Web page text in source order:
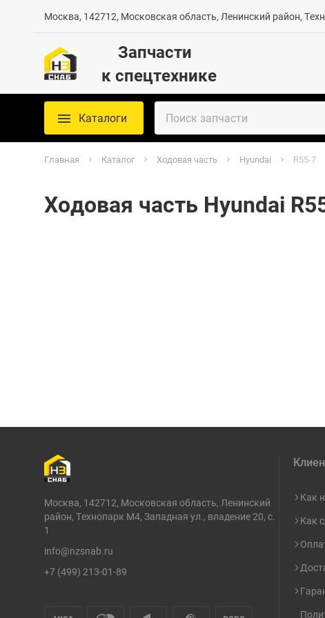
Москва, 142712, Московская область, Ленинский район,
Запчасти
к спецтехнике
Каталоги
Главная Каталог Ходовая часть Hyundai R55-7
Ходовая часть Hyundai
Москва, 142712, Московская область, Ленинский
район, Технопарк М4, Западная ул., владение 20, с.
1
info@nzsnab.ru
+7 (499) 213-01-89
Как
Как